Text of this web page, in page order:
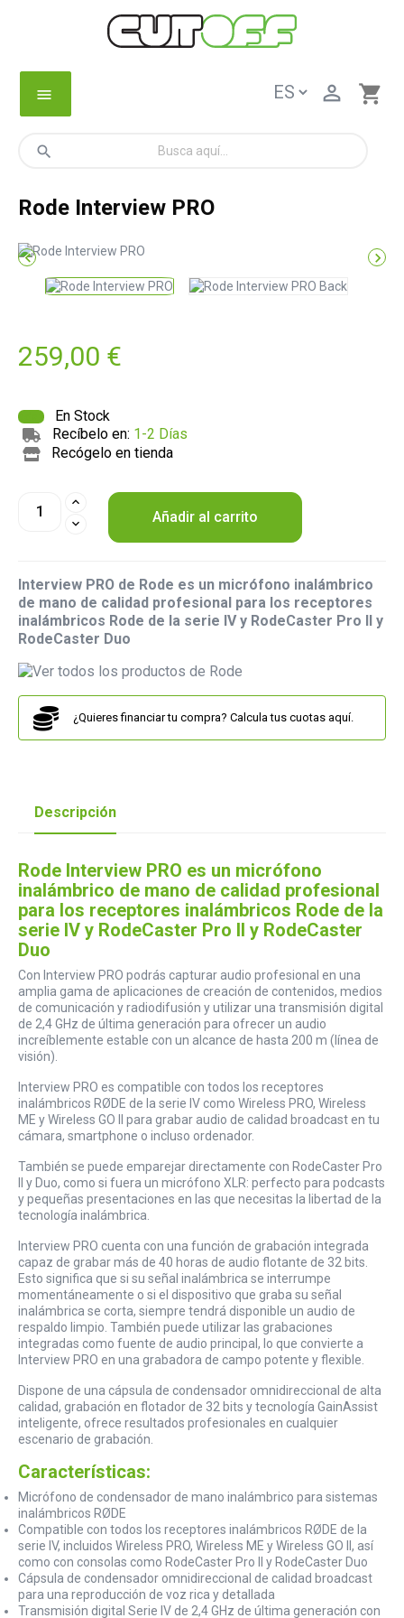
menu shopping_cart

search
Rode Interview PRO
 
259,00 €
En Stock
Recíbelo en: 1-2 Días
Recógelo en tienda
Añadir al carrito
Interview PRO de Rode es un micrófono inalámbrico
de mano de calidad profesional para los receptores
inalámbricos Rode de la serie IV y RodeCaster Pro II y
RodeCaster Duo
¿Quieres financiar tu compra? Calcula tus cuotas aquí.
Descripción
Rode Interview PRO es un micrófono
inalámbrico de mano de calidad profesional
para los receptores inalámbricos Rode de la
serie IV y RodeCaster Pro II y RodeCaster
Duo
Con Interview PRO podrás capturar audio profesional en una
amplia gama de aplicaciones de creación de contenidos, medios
de comunicación y radiodifusión y utilizar una transmisión digital
de 2,4 GHz de última generación para ofrecer un audio
increíblemente estable con un alcance de hasta 200 m (línea de
visión).
Interview PRO es compatible con todos los receptores
inalámbricos RØDE de la serie IV como Wireless PRO, Wireless
ME y Wireless GO II para grabar audio de calidad broadcast en tu
cámara, smartphone o incluso ordenador.
También se puede emparejar directamente con RodeCaster Pro
II y Duo, como si fuera un micrófono XLR: perfecto para podcasts
y pequeñas presentaciones en las que necesitas la libertad de la
tecnología inalámbrica.
Interview PRO cuenta con una función de grabación integrada
capaz de grabar más de 40 horas de audio flotante de 32 bits.
Esto significa que si su señal inalámbrica se interrumpe
momentáneamente o si el dispositivo que graba su señal
inalámbrica se corta, siempre tendrá disponible un audio de
respaldo limpio. También puede utilizar las grabaciones
integradas como fuente de audio principal, lo que convierte a
Interview PRO en una grabadora de campo potente y flexible.
Dispone de una cápsula de condensador omnidireccional de alta
calidad, grabación en flotador de 32 bits y tecnología GainAssist
inteligente, ofrece resultados profesionales en cualquier
escenario de grabación.
Características:
Micrófono de condensador de mano inalámbrico para sistemas
inalámbricos RØDE
Compatible con todos los receptores inalámbricos RØDE de la
serie IV, incluidos Wireless PRO, Wireless ME y Wireless GO II, así
como con consolas como RodeCaster Pro II y RodeCaster Duo
Cápsula de condensador omnidireccional de calidad broadcast
para una reproducción de voz rica y detallada
Transmisión digital Serie IV de 2,4 GHz de última generación con